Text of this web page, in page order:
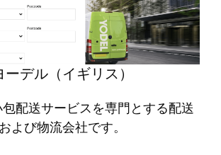
ーデル（イギリス）
配送サービスを専門とする配送
および物流会社です。